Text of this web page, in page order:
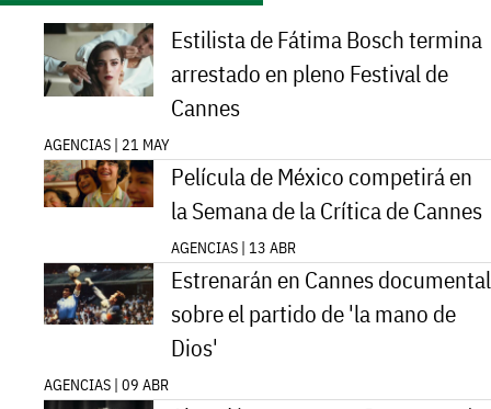
Estilista de Fátima Bosch termina
arrestado en pleno Festival de
Cannes
AGENCIAS | 21 MAY
Película de México competirá en
la Semana de la Crítica de Cannes
AGENCIAS | 13 ABR
Estrenarán en Cannes documental
sobre el partido de 'la mano de
Dios'
AGENCIAS | 09 ABR